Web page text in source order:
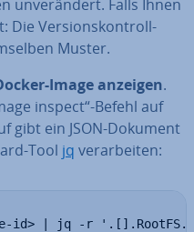
un­ver­än­dert. Falls Ihnen
Die Ver­si­ons­kon­troll-
Muster.
Image anzeigen.
inspect“-Befehl auf
gibt ein JSON-Dokument
Tool jq ver­ar­bei­ten:
id> | jq -r